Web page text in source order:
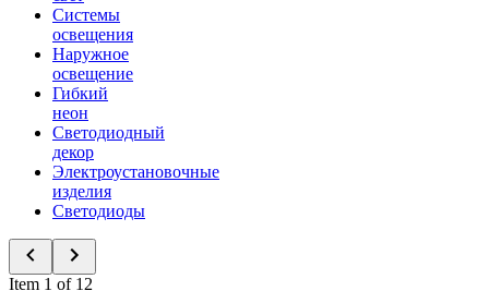
Системы
освещения
Наружное
освещение
Гибкий
неон
Светодиодный
декор
Электроустановочные
изделия
Светодиоды
Item 1 of 12